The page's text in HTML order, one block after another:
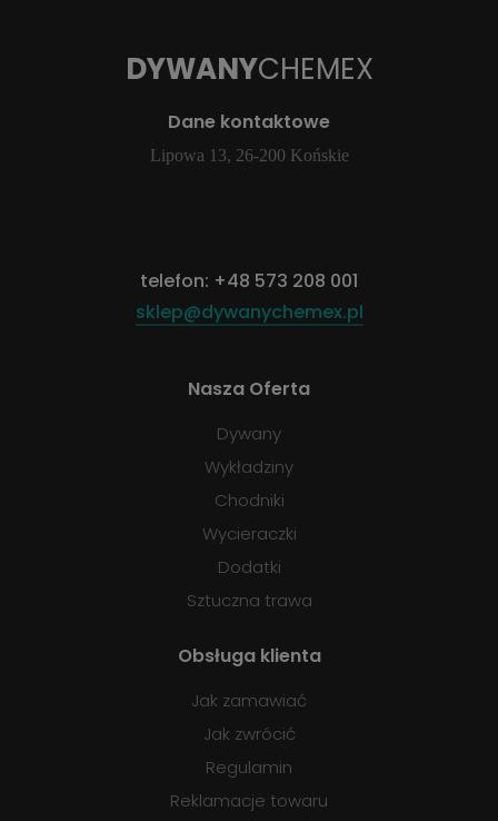
DYWANYCHEMEX
Dane kontaktowe
Lipowa 13, 26-200 Końskie
telefon: +48 573 208 001
sklep@dywanychemex.pl
Nasza Oferta
Dywany
Wykładziny
Chodniki
Wycieraczki
Dodatki
Sztuczna trawa
Obsługa klienta
Jak zamawiać
Jak zwrócić
Regulamin
Reklamacje towaru